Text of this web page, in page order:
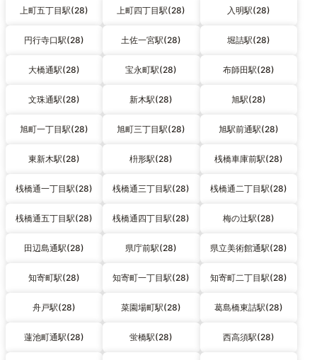
上町五丁目駅(28) 上町四丁目駅(28) 入明駅(28)
円行寺口駅(28) 土佐一宮駅(28) 堀詰駅(28)
大橋通駅(28) 宝永町駅(28) 布師田駅(28)
文珠通駅(28) 新木駅(28) 旭駅(28)
旭町一丁目駅(28) 旭町三丁目駅(28) 旭駅前通駅(28)
東新木駅(28) 枡形駅(28) 桟橋車庫前駅(28)
桟橋通一丁目駅(28) 桟橋通三丁目駅(28) 桟橋通二丁目駅(28)
桟橋通五丁目駅(28) 桟橋通四丁目駅(28) 梅の辻駅(28)
田辺島通駅(28) 県庁前駅(28) 県立美術館通駅(28)
知寄町駅(28) 知寄町一丁目駅(28) 知寄町二丁目駅(28)
舟戸駅(28) 菜園場町駅(28) 葛島橋東詰駅(28)
蓮池町通駅(28) 蛍橋駅(28) 西高須駅(28)